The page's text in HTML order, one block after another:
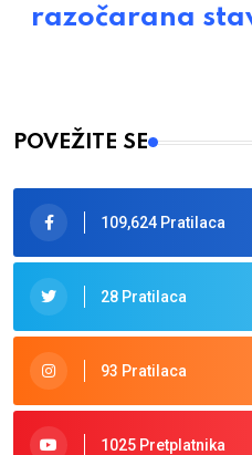
razočarana
POVEŽITE SE
109,624 Pratilaca
28 Pratilaca
93 Pratilaca
1025 Pretplatnika